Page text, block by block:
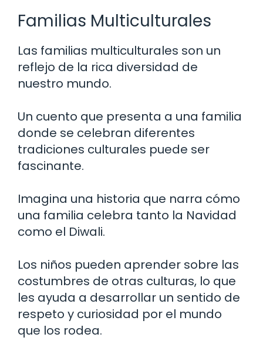
Familias Multiculturales
Las familias multiculturales son un
reflejo de la rica diversidad de
nuestro mundo.
Un cuento que presenta a una familia
donde se celebran diferentes
tradiciones culturales puede ser
fascinante.
Imagina una historia que narra cómo
una familia celebra tanto la Navidad
como el Diwali.
Los niños pueden aprender sobre las
costumbres de otras culturas, lo que
les ayuda a desarrollar un sentido de
respeto y curiosidad por el mundo
que los rodea.